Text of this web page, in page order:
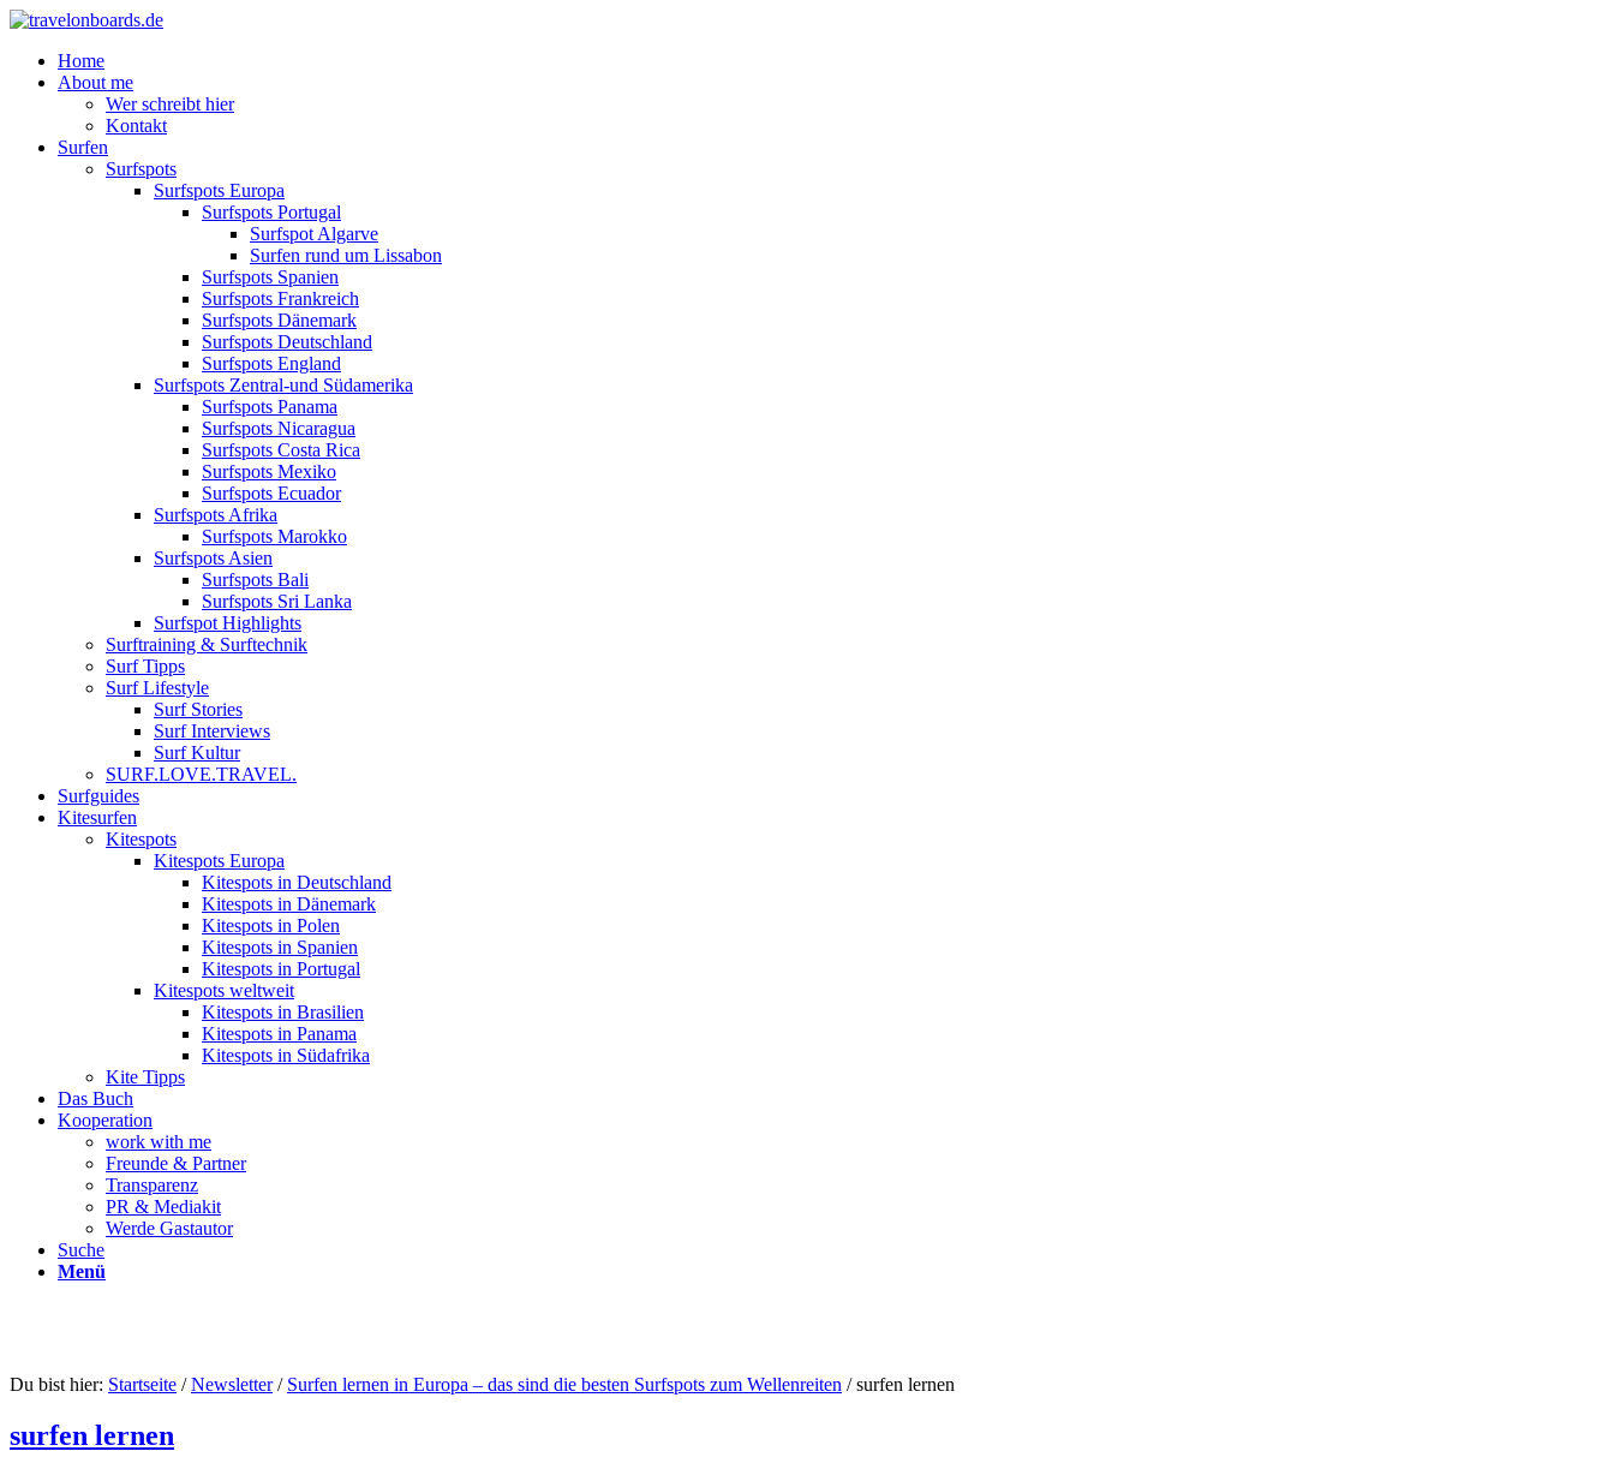
Home
About me
Wer schreibt hier
Kontakt
Surfen
Surfspots
Surfspots Europa
Surfspots Portugal
Surfspot Algarve
Surfen rund um Lissabon
Surfspots Spanien
Surfspots Frankreich
Surfspots Dänemark
Surfspots Deutschland
Surfspots England
Surfspots Zentral-und Südamerika
Surfspots Panama
Surfspots Nicaragua
Surfspots Costa Rica
Surfspots Mexiko
Surfspots Ecuador
Surfspots Afrika
Surfspots Marokko
Surfspots Asien
Surfspots Bali
Surfspots Sri Lanka
Surfspot Highlights
Surftraining & Surftechnik
Surf Tipps
Surf Lifestyle
Surf Stories
Surf Interviews
Surf Kultur
SURF.LOVE.TRAVEL.
Surfguides
Kitesurfen
Kitespots
Kitespots Europa
Kitespots in Deutschland
Kitespots in Dänemark
Kitespots in Polen
Kitespots in Spanien
Kitespots in Portugal
Kitespots weltweit
Kitespots in Brasilien
Kitespots in Panama
Kitespots in Südafrika
Kite Tipps
Das Buch
Kooperation
work with me
Freunde & Partner
Transparenz
PR & Mediakit
Werde Gastautor
Suche
Menü
Du bist hier: Startseite / Newsletter / Surfen lernen in Europa – das sind die besten Surfspots zum Wellenreiten / surfen lernen
surfen lernen